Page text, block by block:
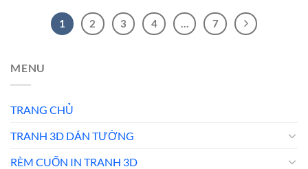
1 2 3 4 7
MENU
TRANG CHỦ
TRANH 3D DÁN TƯỜNG
RÈM CUỐN IN TRANH 3D